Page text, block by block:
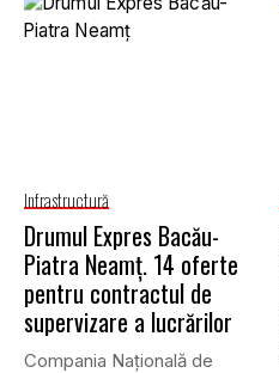
Infrastructură
Drumul Expres Bacău-
Piatra Neamț. 14 oferte
pentru contractul de
supervizare a lucrărilor
Compania Națională de